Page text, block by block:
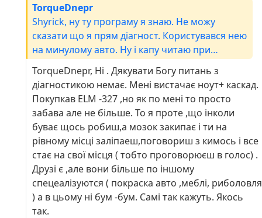
TorqueDnepr
Shyrick, ну ту програму я знаю. Не можу
сказати що я прям діагност. Користувався нею
на минулому авто. Ну і капу читаю при
діагностики?
TorqueDnepr, Ні . Дякувати Богу питань з
діагностикою немає. Мені вистачає ноут+ каскад.
Покупкав ELM -327 ,но як по мені то просто
забава але не більше. То я проте ,що інколи
буває щось робиш,а мозок закипає і ти на
рівному місці заліпаеш,поговориш з кимось і все
стає на свої місця ( тобто проговорюєш в голос) .
Друзі є ,але вони більше по іншому
спецеалізуются ( покраска авто ,меблі, риболовля
) а в цьому ні бум -бум. Самі так кажуть. Якось
так.